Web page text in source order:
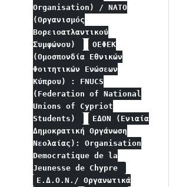
Organisation) / NATO
(Οργανισμός
Βορειοατλαντικού
Συμφώνου)
ΟΕΦΕΚ
(Ομοσπονδία Εθνικών
Φοιτητικών Ενώσεων
Κύπρου) : FNUCS
(Federation of National
Unions of Cypriot
Students)
ΕΔΟΝ (Ενιαία
Δημοκρατική Οργάνωση
Νεολαίας): Organisation
Democratique de la
Jeunesse de Chypre
Ε.Δ.Ο.Ν./ Οργανωτικά